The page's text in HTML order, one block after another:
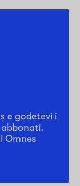
e godetevi i
Omnes